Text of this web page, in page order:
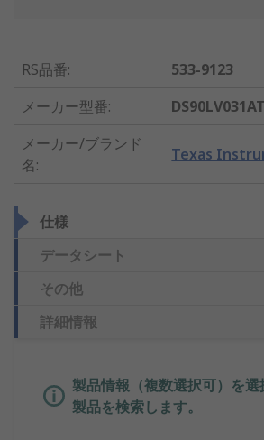
RS品番:
533-9123
メーカー型番:
メーカー/ブランド
名:
Texas
仕様
データシート
その他
詳細情報
製品情報（複数選択可）を
製品を検索します。